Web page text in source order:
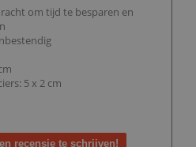
om tijd te besparen en
5 x 2 cm
recensie te schrijven!